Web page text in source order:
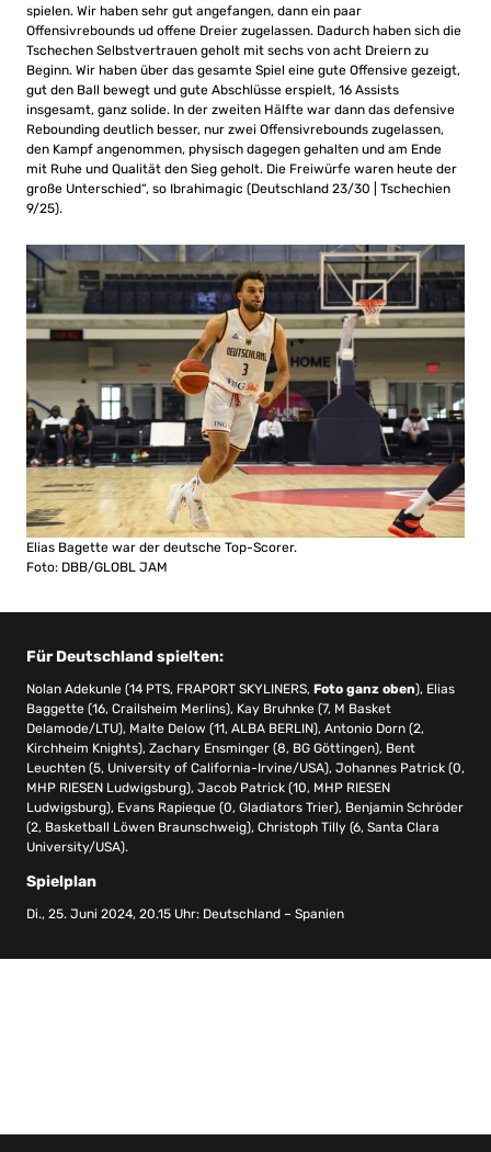
spielen. Wir haben sehr gut angefangen, dann ein paar
Offensivrebounds ud offene Dreier zugelassen. Dadurch haben sich die
Tschechen Selbstvertrauen geholt mit sechs von acht Dreiern zu
Beginn. Wir haben über das gesamte Spiel eine gute Offensive gezeigt,
gut den Ball bewegt und gute Abschlüsse erspielt, 16 Assists
insgesamt, ganz solide. In der zweiten Hälfte war dann das defensive
Rebounding deutlich besser, nur zwei Offensivrebounds zugelassen,
den Kampf angenommen, physisch dagegen gehalten und am Ende
mit Ruhe und Qualität den Sieg geholt. Die Freiwürfe waren heute der
große Unterschied“, so Ibrahimagic (Deutschland 23/30 | Tschechien
9/25).
Elias Bagette war der deutsche Top-Scorer.
Foto: DBB/GLOBL JAM
Für Deutschland spielten:
Nolan Adekunle (14 PTS, FRAPORT SKYLINERS, Foto ganz oben), Elias
Baggette (16, Crailsheim Merlins), Kay Bruhnke (7, M Basket
Delamode/LTU), Malte Delow (11, ALBA BERLIN), Antonio Dorn (2,
Kirchheim Knights), Zachary Ensminger (8, BG Göttingen), Bent
Leuchten (5, University of California-Irvine/USA), Johannes Patrick (0,
MHP RIESEN Ludwigsburg), Jacob Patrick (10, MHP RIESEN
Ludwigsburg), Evans Rapieque (0, Gladiators Trier), Benjamin Schröder
(2, Basketball Löwen Braunschweig), Christoph Tilly (6, Santa Clara
University/USA).
Spielplan
Di., 25. Juni 2024, 20.15 Uhr: Deutschland – Spanien